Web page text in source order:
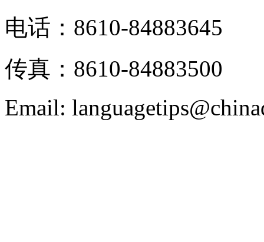
电话：8610-84883645
传真：8610-84883500
Email: